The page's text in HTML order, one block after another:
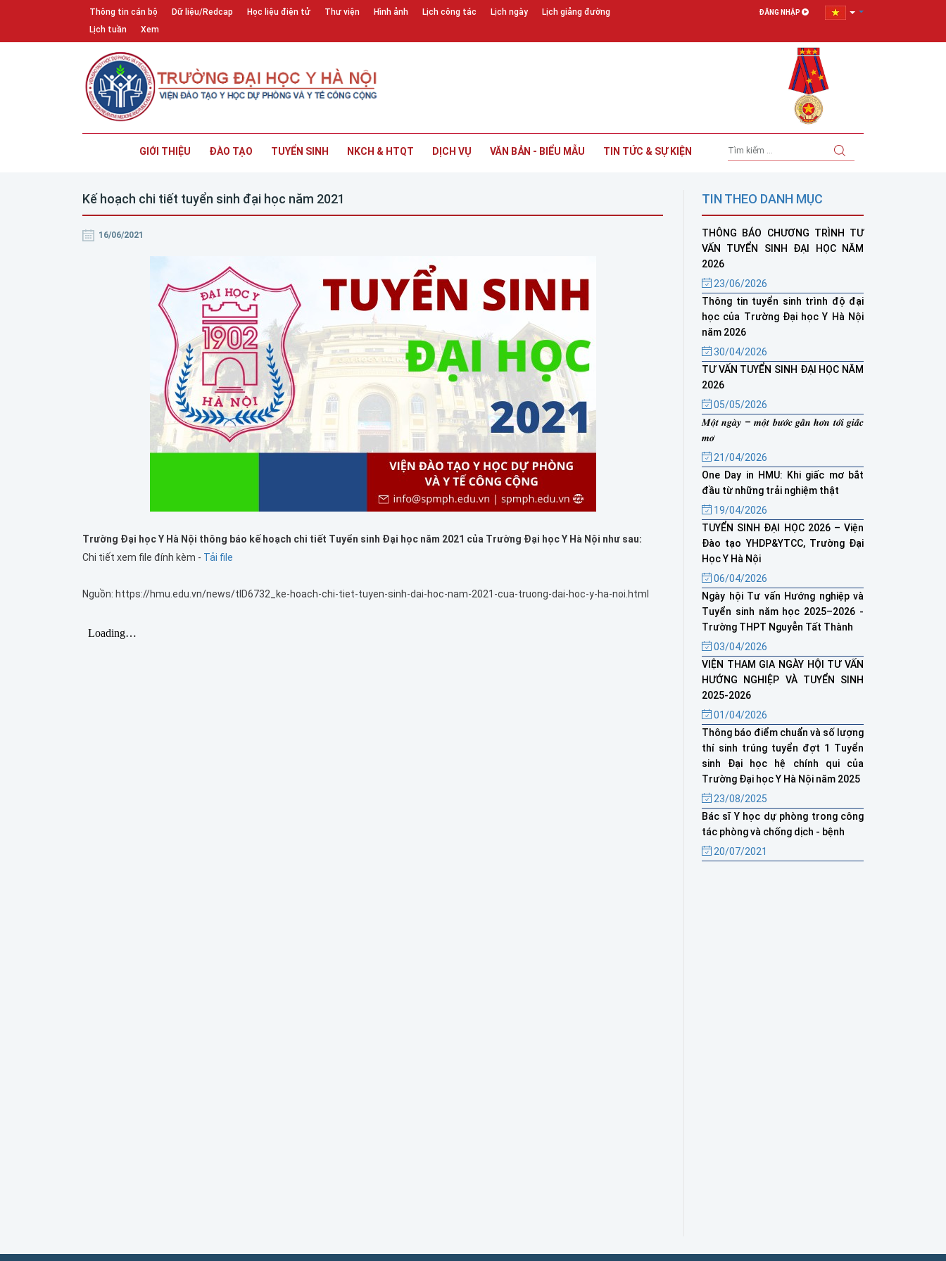
Thông tin cán bộ Dữ liệu/Redcap Học liệu điện tử Thư viện Hình ảnh Lịch công tác Lịch ngày
Lịch giảng đường
Lịch tuần
Xem
ĐĂNG NHẬP
GIỚI THIỆU ĐÀO TẠO TUYỂN SINH NKCH & HTQT DỊCH VỤ VĂN BẢN - BIỂU MẪU TIN TỨC & SỰ KIỆN
Kế hoạch chi tiết tuyển sinh đại học năm 2021
16/06/2021
Trường Đại học Y Hà Nội thông báo kế hoạch chi tiết Tuyển sinh Đại học năm 2021 của Trường Đại học Y Hà Nội như sau:
Chi tiết xem file đính kèm - Tải file
Nguồn: https://hmu.edu.vn/news/tID6732_ke-hoach-chi-tiet-tuyen-sinh-dai-hoc-nam-2021-cua-truong-dai-hoc-y-ha-noi.html
TIN THEO DANH MỤC
THÔNG BÁO CHƯƠNG TRÌNH TƯ
VẤN TUYỂN SINH ĐẠI HỌC NĂM
2026
23/06/2026
Thông tin tuyển sinh trình độ đại
học của Trường Đại học Y Hà Nội
năm 2026
30/04/2026
TƯ VẤN TUYỂN SINH ĐẠI HỌC NĂM
2026
05/05/2026
𝑴𝒐̣̂𝒕 𝒏𝒈𝒂̀𝒚 – 𝒎𝒐̣̂𝒕 𝒃𝒖̛𝒐̛́𝒄 𝒈𝒂̂̀𝒏 𝒉𝒐̛𝒏 𝒕𝒐̛́𝒊 𝒈𝒊𝒂̂́𝒄
𝒎𝒐̛
21/04/2026
One Day in HMU: Khi giấc mơ bắt
đầu từ những trải nghiệm thật
19/04/2026
TUYỂN SINH ĐẠI HỌC 2026 – Viện
Đào tạo YHDP&YTCC, Trường Đại
Học Y Hà Nội
06/04/2026
Ngày hội Tư vấn Hướng nghiệp và
Tuyển sinh năm học 2025–2026 -
Trường THPT Nguyễn Tất Thành
03/04/2026
VIỆN THAM GIA NGÀY HỘI TƯ VẤN
HƯỚNG NGHIỆP VÀ TUYỂN SINH
2025-2026
01/04/2026
Thông báo điểm chuẩn và số lượng
thí sinh trúng tuyển đợt 1 Tuyển
sinh Đại học hệ chính qui của
Trường Đại học Y Hà Nội năm 2025
23/08/2025
Bác sĩ Y học dự phòng trong công
tác phòng và chống dịch - bệnh
20/07/2021